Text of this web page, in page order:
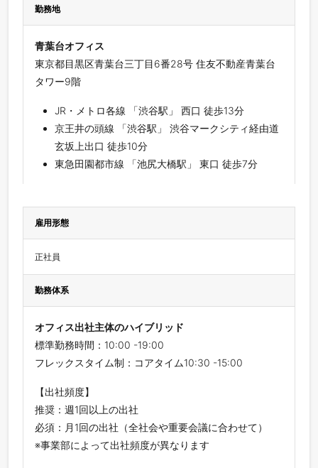
勤務地
青葉台オフィス
東京都目黒区青葉台三丁目6番28号 住友不動産青葉台
タワー9階
JR・メトロ各線 「渋谷駅」 西口 徒歩13分
京王井の頭線 「渋谷駅」 渋谷マークシティ経由道
玄坂上出口 徒歩10分
東急田園都市線 「池尻大橋駅」 東口 徒歩7分
雇用形態
正社員
勤務体系
オフィス出社主体のハイブリッド
標準勤務時間：10:00 -19:00
フレックスタイム制：コアタイム10:30 -15:00
【出社頻度】
推奨：週1回以上の出社
必須：月1回の出社（全社会や重要会議に合わせて）
※事業部によって出社頻度が異なります